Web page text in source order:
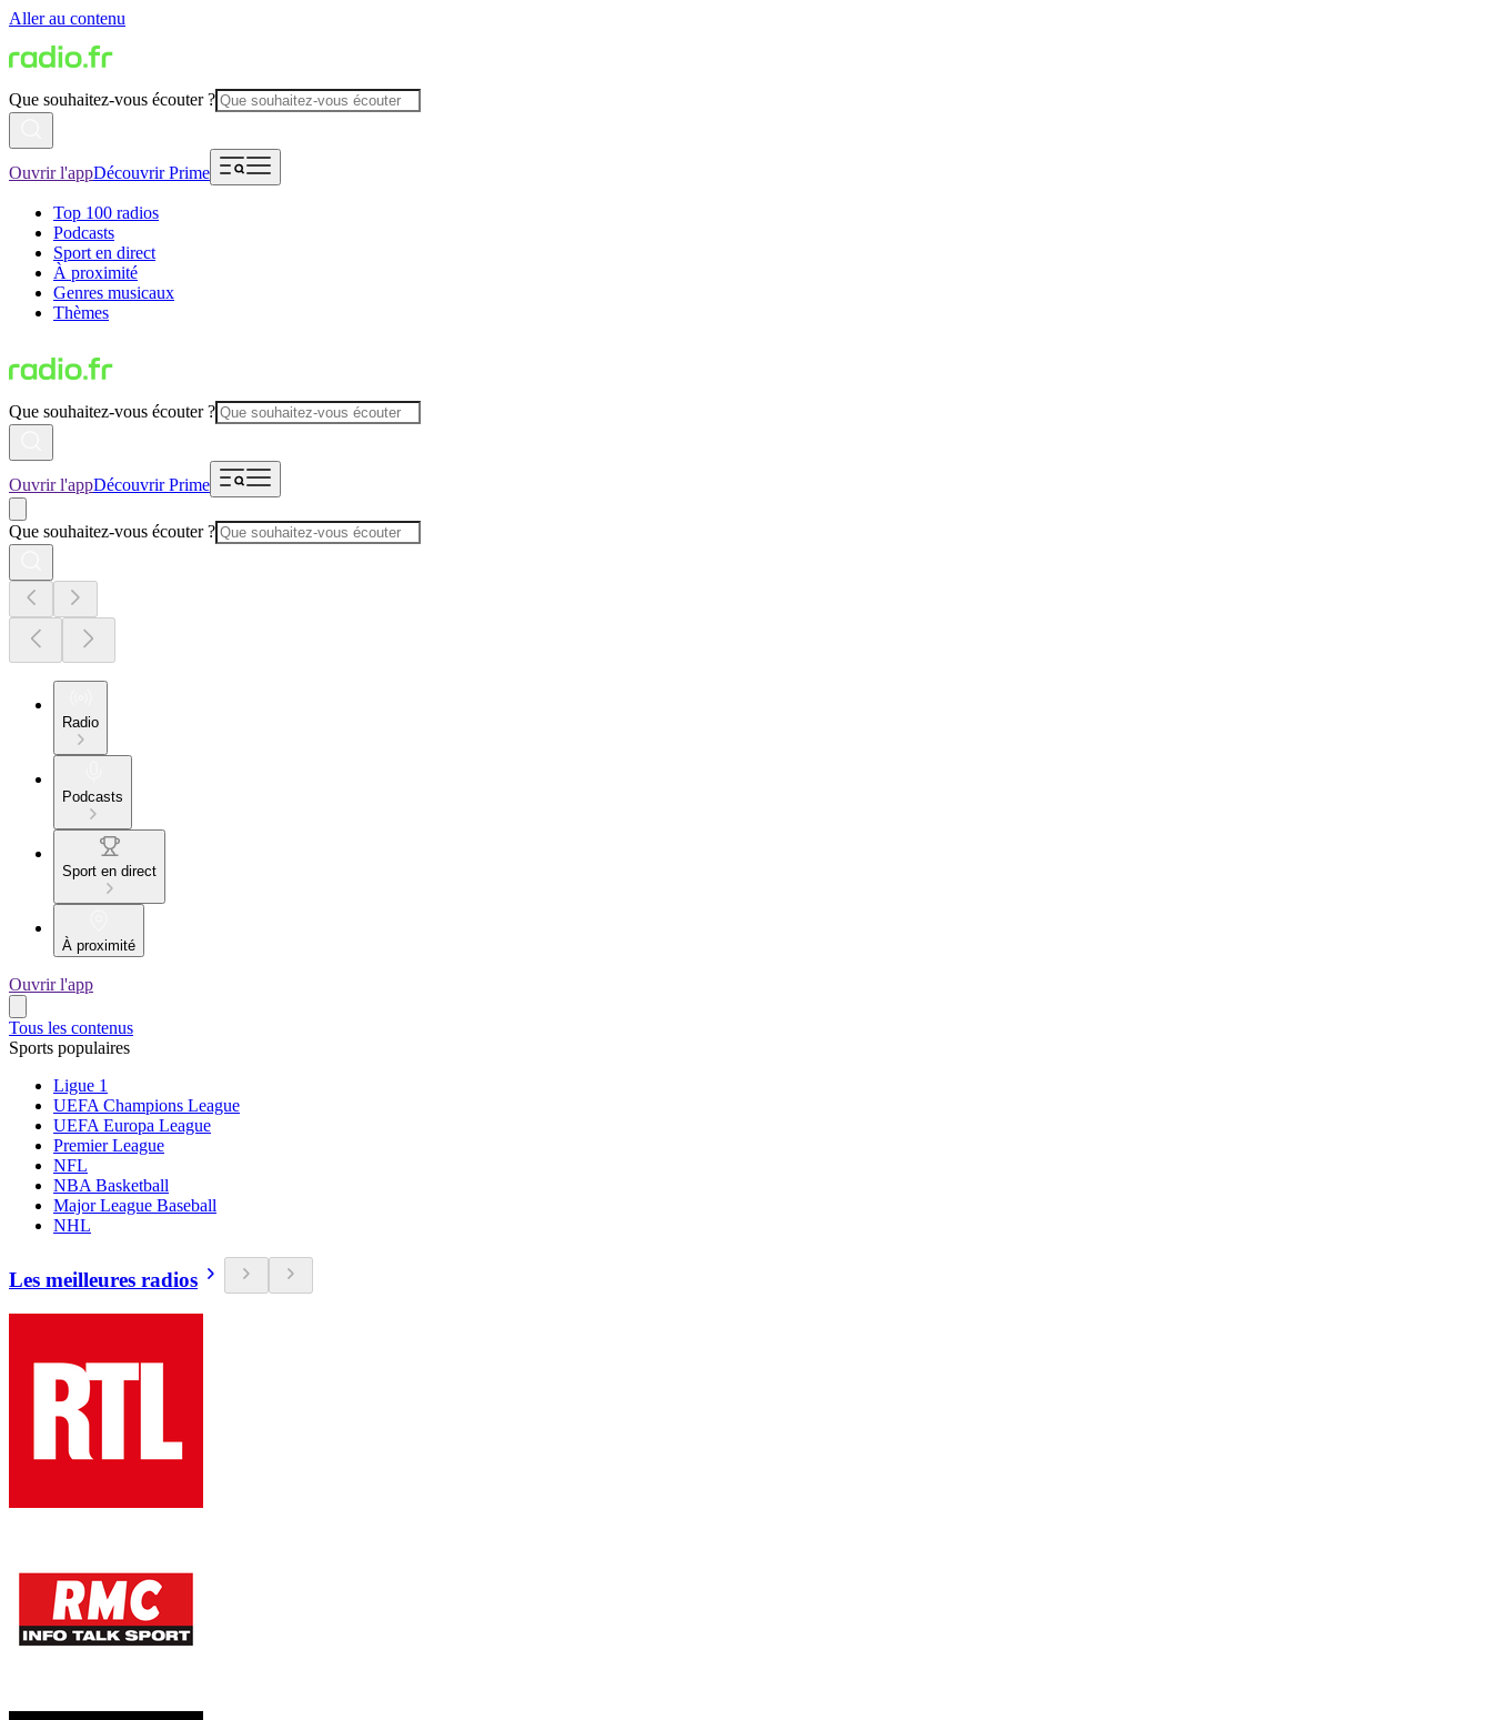
Aller au contenu
Que souhaitez-vous écouter ?
Ouvrir l'appDécouvrir Prime
Top 100 radios
Podcasts
Sport en direct
À proximité
Genres musicaux
Thèmes
Que souhaitez-vous écouter ?
Ouvrir l'appDécouvrir Prime
Que souhaitez-vous écouter ?
Radio
Podcasts
Sport en direct
À proximité
Ouvrir l'app
Tous les contenus
Sports populaires
Ligue 1
UEFA Champions League
UEFA Europa League
Premier League
NFL
NBA Basketball
Major League Baseball
NHL
Les meilleures radios